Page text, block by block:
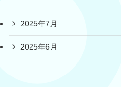
2025年7月
2025年6月